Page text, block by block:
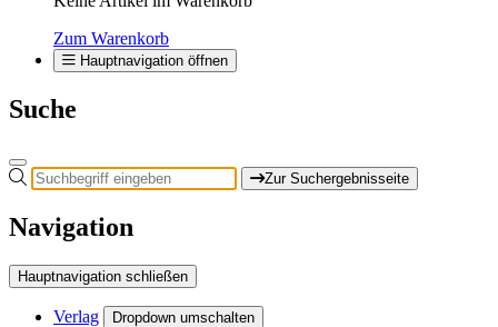
Zum Warenkorb
Hauptnavigation öffnen
Suche
Zur Suchergebnisseite
Navigation
Hauptnavigation schließen
Verlag Dropdown umschalten